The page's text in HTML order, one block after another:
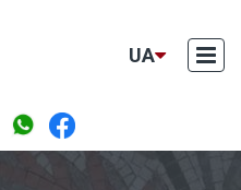
UA